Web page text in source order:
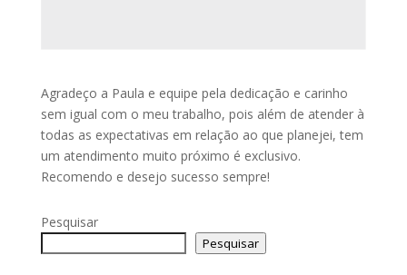
Agradeço a Paula e equipe pela dedicação e carinho
sem igual com o meu trabalho, pois além de atender à
todas as expectativas em relação ao que planejei, tem
um atendimento muito próximo é exclusivo.
Recomendo e desejo sucesso sempre!
Pesquisar
Pesquisar